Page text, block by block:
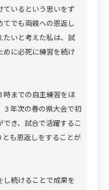
ているという思いをず
てでも両親への恩返し
たいと考えた私は、試
めに必死に練習を続け
時までの自主練習をほ
３年次の春の県大会で初
き、試合で活躍するこ
とも恩返しをすることが
し続けることで成果を